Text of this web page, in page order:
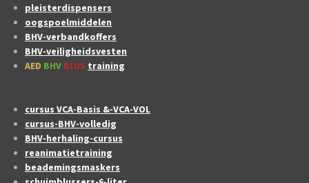
pleisterdispensers
oogspoelmiddelen
BHV-verbandkoffers
BHV-veiligheidsvesten
AED BHV BLUS training
cursus VCA-Basis &-VCA-VOL
cursus-BHV-volledig
BHV-herhaling-cursus
reanimatietraining
beademingsmaskers